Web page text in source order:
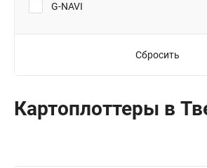
G-NAVI
Сбросить
Картоплоттеры в